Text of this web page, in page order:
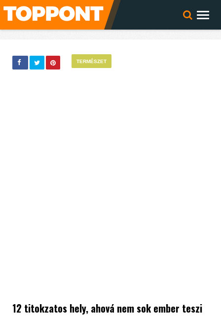
TERMÉSZET
12 titokzatos hely, ahová nem sok ember teszi